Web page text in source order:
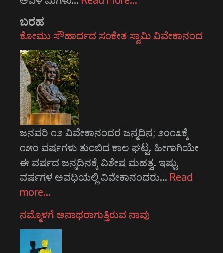
ಬರಹ
ಕೋಮು ಸೌಹಾರ್ದದ ಸಂಕೇತ ಸ್ವಾಮಿ ವಿವೇಕಾನಂದ
ಜನವರಿ ೧೨ ವಿವೇಕಾನಂದರ ಜನ್ಮದಿನ; ೨೦೧೩ಕ್ಕೆ
೧೫೦ ವರ್ಷಗಳು ತುಂಬಿದ ಕಾಲ ಘಟ್ಟ. ಹೀಗಾಗಿಯೇ
ಈ ವರ್ಷದ ಜನ್ಮದಿನಕ್ಕೆ ವಿಶೇಷ ಮಹತ್ವ. ಇಷ್ಟು
ವರ್ಷಗಳ ಅವಧಿಯಲ್ಲಿ ವಿವೇಕಾನಂದರು… Read
more…
ನಮ್ಮೊಳಗೆ ಅನಾಥರಾಗುತ್ತಿರುವ ನಾವು